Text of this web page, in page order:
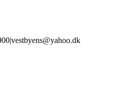
|vestbyens@yahoo.dk